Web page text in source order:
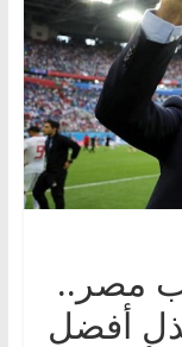
مصر..
أفضل